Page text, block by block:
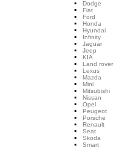
Dodge
Fiat
Ford
Honda
Hyundai
Infinity
Jaguar
Jeep
KIA
Land rover
Lexus
Mazda
Mini
Mitsubishi
Nissan
Opel
Peugeot
Porsche
Renault
Seat
Skoda
Smart